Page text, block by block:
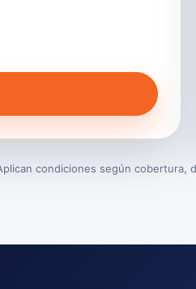
condiciones según cobertura,